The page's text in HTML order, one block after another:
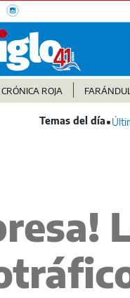
CRÓNICA ROJA